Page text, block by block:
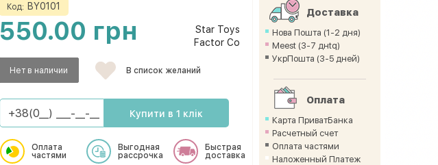
Код: BY0101
550.00 грн
Star Toys
Factor Co
Нет в наличии В список желаний
Купити в 1 клік
Оплата
частями
Выгодная
рассрочка
Быстрая
доставка
Доставка
Нова Пошта (1-2 дня)
Meest (3-7 днtq)
УкрПошта (3-5 дней)
Оплата
Карта ПриватБанка
Расчетный счет
Оплата частями
Наложенный Платеж